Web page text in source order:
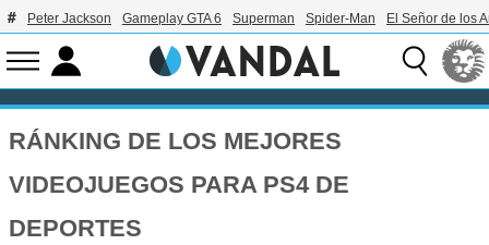
Peter Jackson Gameplay GTA 6 Superman Spider-Man El Señor de los
RÁNKING DE LOS MEJORES
VIDEOJUEGOS PARA PS4 DE
DEPORTES